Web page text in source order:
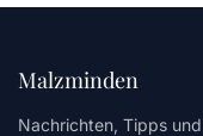
Malzminden
Nachrichten, Tipps